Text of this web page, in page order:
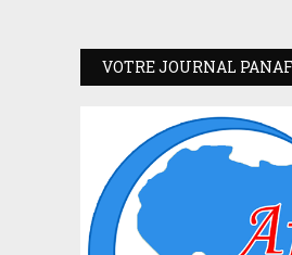
VOTRE JOURNAL